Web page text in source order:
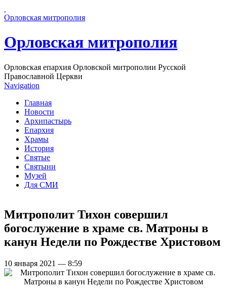
Орловская митрополия
Орловская митрополия
Орловская епархия Орловской митрополии Русской
Православной Церкви
Navigation
Главная
Новости
Архипастырь
Епархия
Храмы
История
Святые
Святыни
Музей
Для СМИ
Митрополит Тихон совершил
богослужение в храме св. Матроны в
канун Недели по Рождестве Христовом
10 января 2021 — 8:59